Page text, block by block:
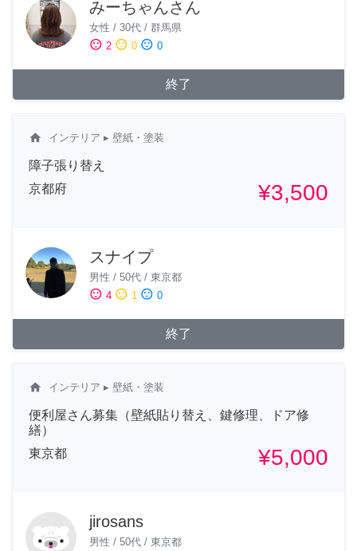
みーちゃんさん
女性 / 30代 / 群馬県
sentiment_satisfied 2 sentiment_neutral 0 sentiment_dissatisfied 0
終了
home インテリア ▸ 壁紙・塗装
障子張り替え
京都府
¥3,500
スナイプ
男性 / 50代 / 東京都
sentiment_satisfied 4 sentiment_neutral 1 sentiment_dissatisfied 0
終了
home インテリア ▸ 壁紙・塗装
便利屋さん募集（壁紙貼り替え、鍵修理、ドア修
繕）
東京都
¥5,000
jirosans
男性 / 50代 / 東京都